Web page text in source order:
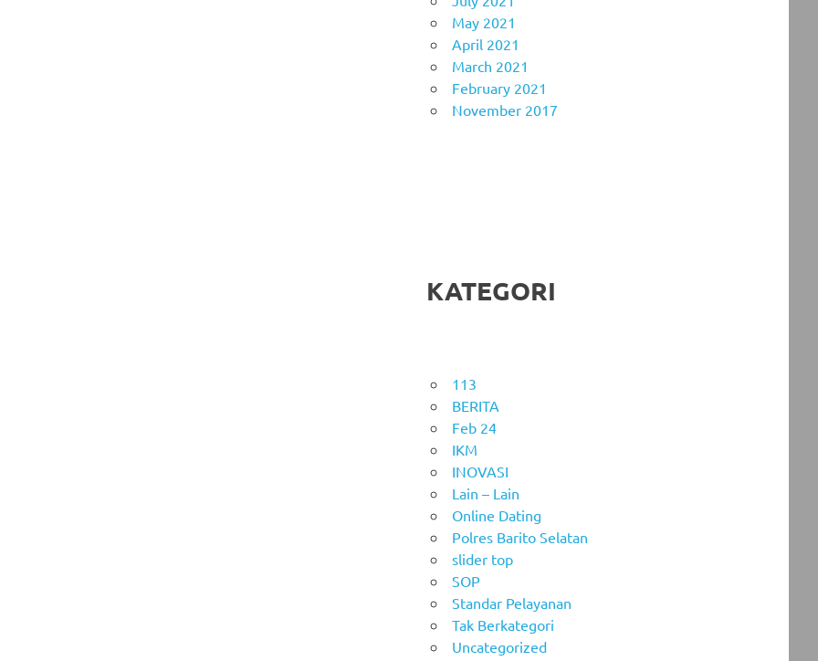
May 2021
April 2021
March 2021
February 2021
November 2017
KATEGORI
113
BERITA
Feb 24
IKM
INOVASI
Lain – Lain
Online Dating
Polres Barito Selatan
slider top
SOP
Standar Pelayanan
Tak Berkategori
Uncategorized